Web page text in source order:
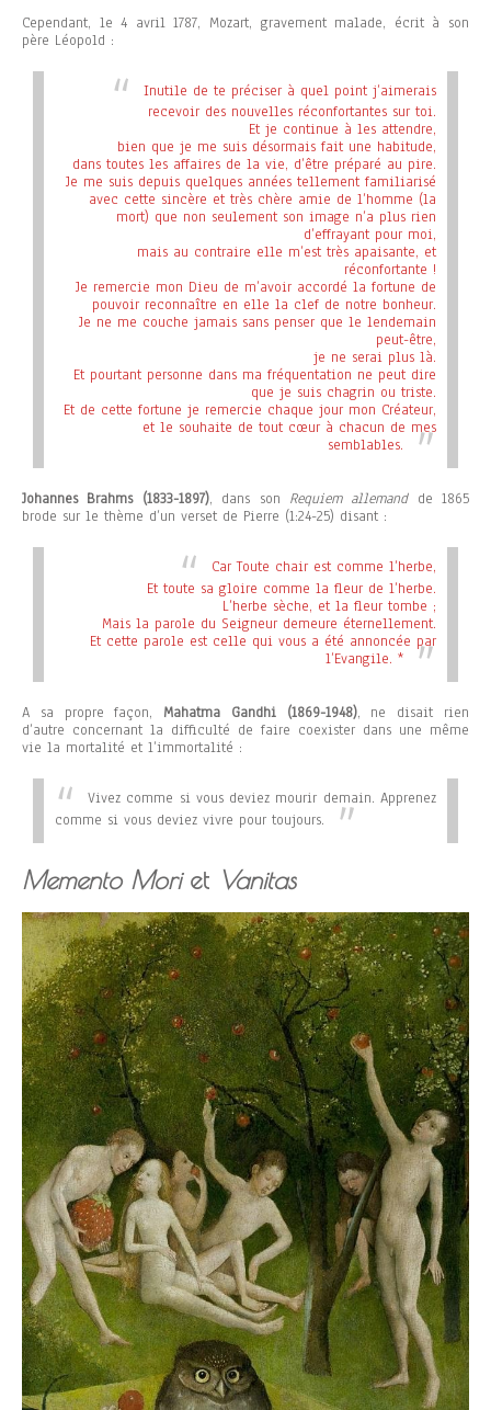
Cependant, le 4 avril 1787, Mozart, gravement malade, écrit à son
père Léopold :
Inutile de te préciser à quel point j’aimerais
recevoir des nouvelles réconfortantes sur toi.
Et je continue à les attendre,
bien que je me suis désormais fait une habitude,
dans toutes les affaires de la vie, d’être préparé au pire.
Je me suis depuis quelques années tellement familiarisé
avec cette sincère et très chère amie de l’homme (la
mort) que non seulement son image n’a plus rien
d’effrayant pour moi,
mais au contraire elle m’est très apaisante, et
réconfortante !
Je remercie mon Dieu de m’avoir accordé la fortune de
pouvoir reconnaître en elle la clef de notre bonheur.
Je ne me couche jamais sans penser que le lendemain
peut-être,
je ne serai plus là.
Et pourtant personne dans ma fréquentation ne peut dire
que je suis chagrin ou triste.
Et de cette fortune je remercie chaque jour mon Créateur,
et le souhaite de tout cœur à chacun de mes
semblables.
Johannes Brahms (1833-1897), dans son Requiem allemandde 1865
brode sur le thème d’un verset de Pierre (1:24-25) disant :
Car Toute chair est comme l’herbe,
Et toute sa gloire comme la fleur de l’herbe.
L’herbe sèche, et la fleur tombe ;
Mais la parole du Seigneur demeure éternellement.
Et cette parole est celle qui vous a été annoncée par
l’Evangile. *
A sa propre façon, Mahatma Gandhi (1869-1948), ne disait rien
d’autre concernant la difficulté de faire coexister dans une même
vie la mortalité et l’immortalité :
Vivez comme si vous deviez mourir demain. Apprenez
comme si vous deviez vivre pour toujours.
Memento Moriet Vanitas